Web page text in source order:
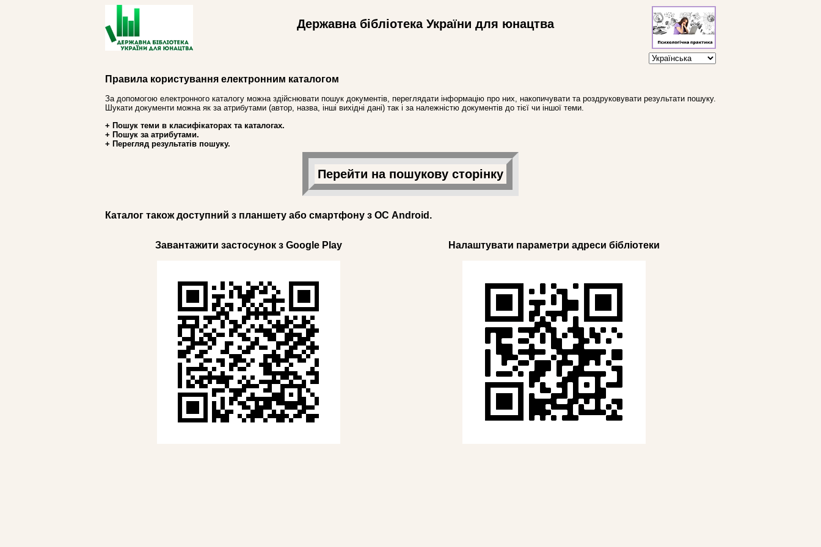
Державна бібліотека України для юнацтва
Правила користування електронним каталогом
За допомогою електронного каталогу можна здійснювати пошук документів, переглядати інформацію про них, накопичувати та роздруковувати результати пошуку.
Шукати документи можна як за атрибутами (автор, назва, інші вихідні дані) так і за належністю документів до тієї чи іншої теми.
+ Пошук теми в класифікаторах та каталогах.
+ Пошук за атрибутами.
+ Перегляд результатів пошуку.
Перейти на пошукову сторінку
Каталог також доступний з планшету або смартфону з ОС Android.
Завантажити застосунок з Google Play Налаштувати параметри адреси бібліотеки